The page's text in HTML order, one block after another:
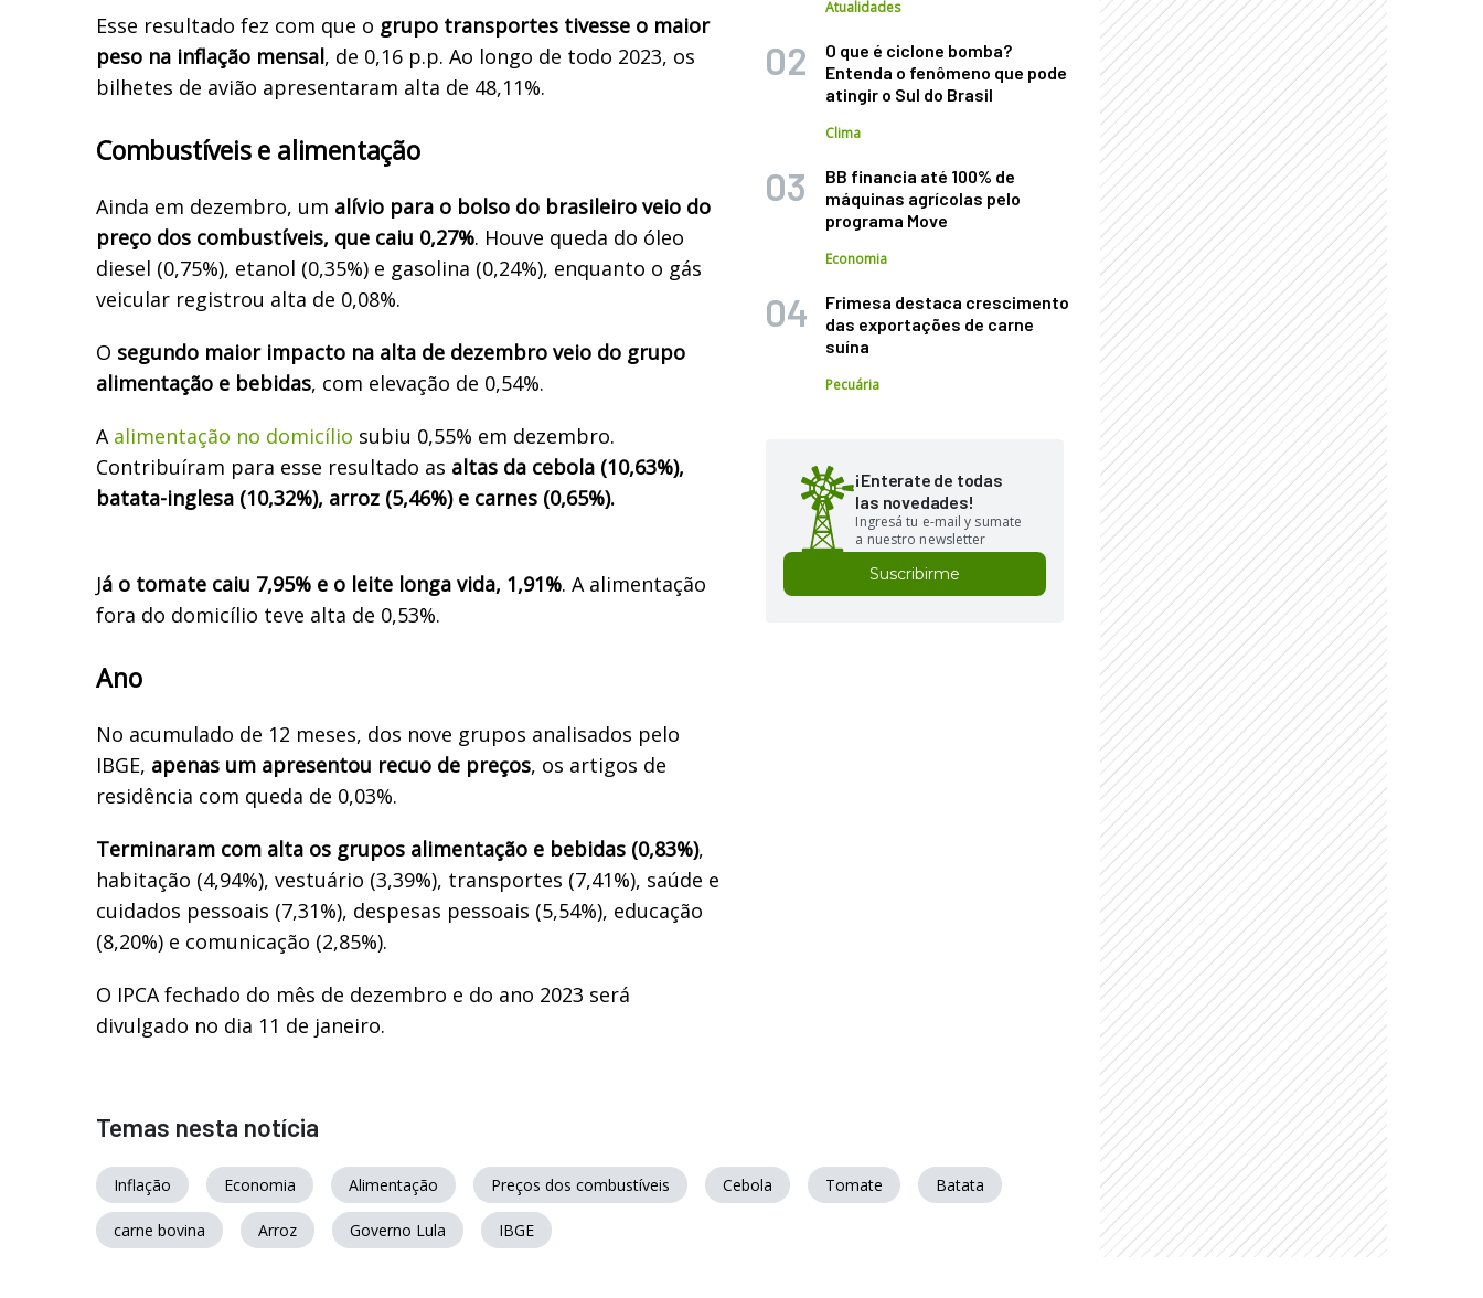
Esse resultado fez com que o grupo transportes tivesse o maior
peso na inflação mensal, de 0,16 p.p. Ao longo de todo 2023, os
bilhetes de avião apresentaram alta de 48,11%.
Combustíveis e alimentação
Ainda em dezembro, um alívio para o bolso do brasileiro veio do
preço dos combustíveis, que caiu 0,27%. Houve queda do óleo
diesel (0,75%), etanol (0,35%) e gasolina (0,24%), enquanto o gás
veicular registrou alta de 0,08%.
O segundo maior impacto na alta de dezembro veio do grupo
alimentação e bebidas, com elevação de 0,54%.
A alimentação no domicílio subiu 0,55% em dezembro.
Contribuíram para esse resultado as altas da cebola (10,63%),
batata-inglesa (10,32%), arroz (5,46%) e carnes (0,65%).
Já o tomate caiu 7,95% e o leite longa vida, 1,91%. A alimentação
fora do domicílio teve alta de 0,53%.
Ano
No acumulado de 12 meses, dos nove grupos analisados pelo
IBGE, apenas um apresentou recuo de preços, os artigos de
residência com queda de 0,03%.
Terminaram com alta os grupos alimentação e bebidas (0,83%),
habitação (4,94%), vestuário (3,39%), transportes (7,41%), saúde e
cuidados pessoais (7,31%), despesas pessoais (5,54%), educação
(8,20%) e comunicação (2,85%).
O IPCA fechado do mês de dezembro e do ano 2023 será
divulgado no dia 11 de janeiro.
Atualidades
O que é ciclone bomba?
Entenda o fenômeno que pode
atingir o Sul do Brasil
Clima
BB financia até 100% de
máquinas agrícolas pelo
programa Move
Economia
Frimesa destaca crescimento
das exportações de carne
suína
Pecuária
¡Enterate de todas
las novedades!
Ingresá tu e-mail y sumate
a nuestro newsletter
Suscribirme
Temas nesta notícia
Inflação Economia Alimentação Preços dos combustíveis Cebola Tomate Batata
carne bovina Arroz Governo Lula IBGE